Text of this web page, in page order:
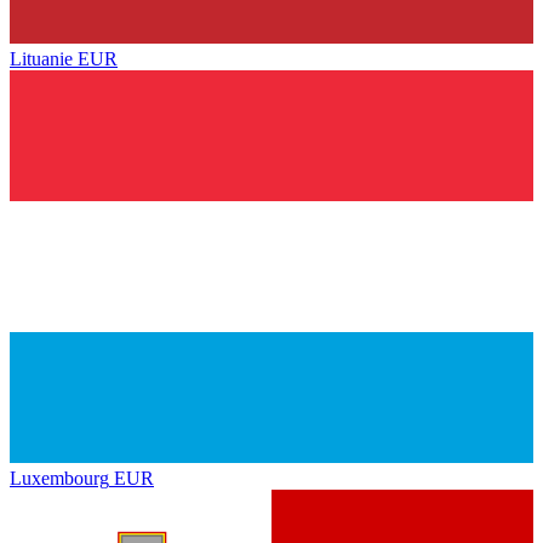
Lituanie EUR
Luxembourg EUR